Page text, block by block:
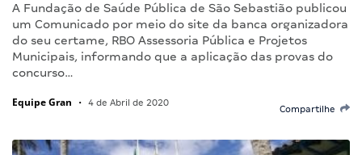
A Fundação de Saúde Pública de São Sebastião publicou
um Comunicado por meio do site da banca organizadora
do seu certame, RBO Assessoria Pública e Projetos
Municipais, informando que a aplicação das provas do
concurso…
Equipe Gran • 4 de Abril de 2020
Compartilhe